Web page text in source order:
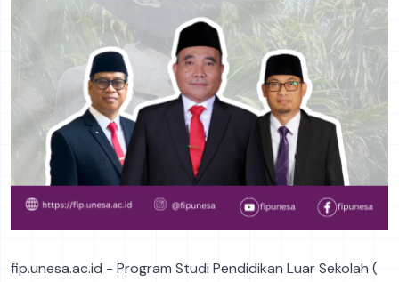
fip.unesa.ac.id - Program Studi Pendidikan Luar Sekolah (